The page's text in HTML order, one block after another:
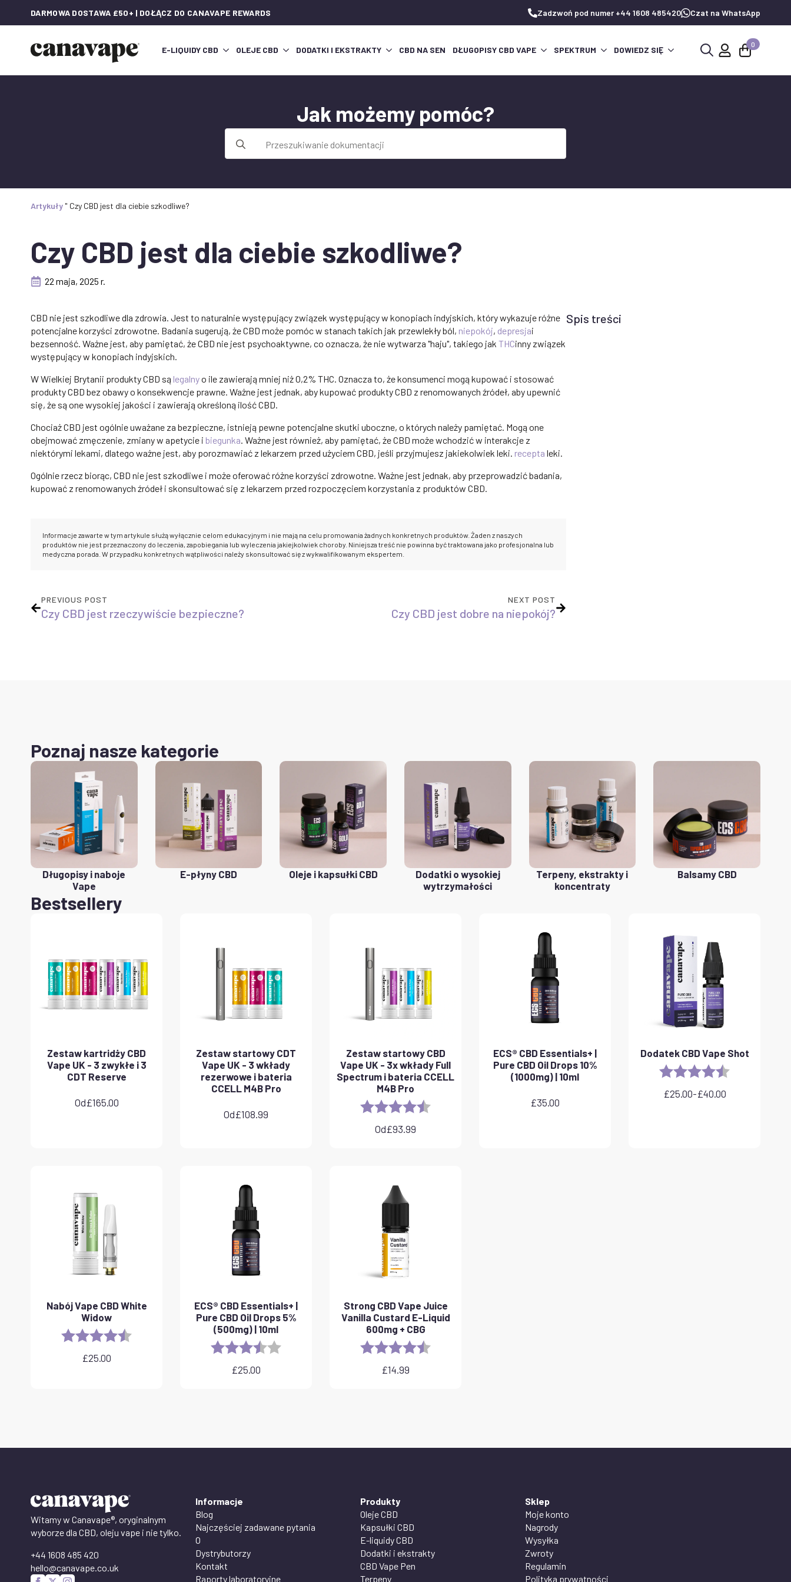
DARMOWA DOSTAWA £50+ | DOŁĄCZ DO CANAVAPE REWARDS Zadzwoń pod numer +44 1608 485420 Czat na WhatsApp
E-LIQUIDY CBD OLEJE CBD DODATKI I EKSTRAKTY CBD NA SEN DŁUGOPISY CBD VAPE SPEKTRUM DOWIEDZ SIĘ
0
Jak możemy pomóc?
Artykuły " Czy CBD jest dla ciebie szkodliwe?
Czy CBD jest dla ciebie szkodliwe?
22 maja, 2025 r.
CBD nie jest szkodliwe dla zdrowia. Jest to naturalnie występujący związek występujący w konopiach indyjskich, który wykazuje różne
potencjalne korzyści zdrowotne. Badania sugerują, że CBD może pomóc w stanach takich jak przewlekły ból, niepokój, depresjai
bezsenność. Ważne jest, aby pamiętać, że CBD nie jest psychoaktywne, co oznacza, że nie wytwarza "haju", takiego jak THCinny związek
występujący w konopiach indyjskich.
W Wielkiej Brytanii produkty CBD są legalnyo ile zawierają mniej niż 0,2% THC. Oznacza to, że konsumenci mogą kupować i stosować
produkty CBD bez obawy o konsekwencje prawne. Ważne jest jednak, aby kupować produkty CBD z renomowanych źródeł, aby upewnić
się, że są one wysokiej jakości i zawierają określoną ilość CBD.
Chociaż CBD jest ogólnie uważane za bezpieczne, istnieją pewne potencjalne skutki uboczne, o których należy pamiętać. Mogą one
obejmować zmęczenie, zmiany w apetycie i biegunka. Ważne jest również, aby pamiętać, że CBD może wchodzić w interakcje z
niektórymi lekami, dlatego ważne jest, aby porozmawiać z lekarzem przed użyciem CBD, jeśli przyjmujesz jakiekolwiek leki. recepta leki.
Ogólnie rzecz biorąc, CBD nie jest szkodliwe i może oferować różne korzyści zdrowotne. Ważne jest jednak, aby przeprowadzić badania,
kupować z renomowanych źródeł i skonsultować się z lekarzem przed rozpoczęciem korzystania z produktów CBD.
Informacje zawarte w tym artykule służą wyłącznie celom edukacyjnym i nie mają na celu promowania żadnych konkretnych produktów. Żaden z naszych
produktów nie jest przeznaczony do leczenia, zapobiegania lub wyleczenia jakiejkolwiek choroby. Niniejsza treść nie powinna być traktowana jako profesjonalna lub
medyczna porada. W przypadku konkretnych wątpliwości należy skonsultować się z wykwalifikowanym ekspertem.
PREVIOUS POST
Czy CBD jest rzeczywiście bezpieczne?
NEXT POST
Czy CBD jest dobre na niepokój?
Spis treści
Poznaj nasze kategorie
Długopisy i naboje
Vape
E-płyny CBD Oleje i kapsułki CBD
Dodatki o wysokiej
wytrzymałości
Terpeny, ekstrakty i
koncentraty
Balsamy CBD
Bestsellery
Zestaw kartridży CBD
Vape UK - 3 zwykłe i 3
CDT Reserve
Od£165.00
Zestaw startowy CDT
Vape UK - 3 wkłady
rezerwowe i bateria
CCELL M4B Pro
Od£108.99
Zestaw startowy CBD
Vape UK - 3x wkłady Full
Spectrum i bateria CCELL
M4B Pro
Rating:
Od£93.99
ECS® CBD Essentials+ |
Pure CBD Oil Drops 10%
(1000mg) | 10ml
£35.00
Dodatek CBD Vape Shot
Rating:
£25.00-£40.00
Zakres
Nabój Vape CBD White
Widow
Rating:
£25.00
ECS® CBD Essentials+ |
Pure CBD Oil Drops 5%
(500mg) | 10ml
Rating:
£25.00
Strong CBD Vape Juice
Vanilla Custard E-Liquid
600mg + CBG
Rating:
£14.99
Witamy w Canavape®, oryginalnym
wyborze dla CBD, oleju vape i nie tylko.
+44 1608 485 420
hello@canavape.co.uk
Informacje
Blog
Najczęściej zadawane pytania
O
Dystrybutorzy
Kontakt
Raporty laboratoryjne
Produkty
Oleje CBD
Kapsułki CBD
E-liquidy CBD
Dodatki i ekstrakty
CBD Vape Pen
Terpeny
Sklep
Moje konto
Nagrody
Wysyłka
Zwroty
Regulamin
Polityka prywatności